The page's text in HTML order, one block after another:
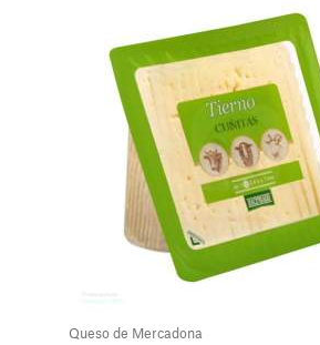
Queso de Mercadona